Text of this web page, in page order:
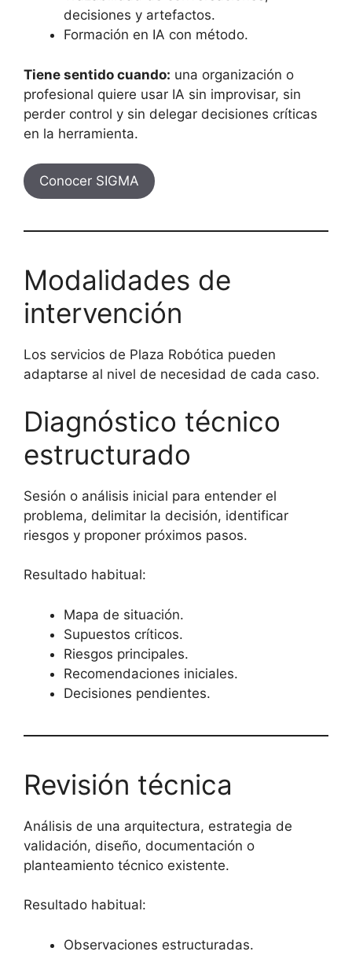
decisiones y artefactos.
Formación en IA con método.
Tiene sentido cuando: una organización o
profesional quiere usar IA sin improvisar, sin
perder control y sin delegar decisiones críticas
en la herramienta.
Conocer SIGMA
Modalidades de
intervención
Los servicios de Plaza Robótica pueden
adaptarse al nivel de necesidad de cada caso.
Diagnóstico técnico
estructurado
Sesión o análisis inicial para entender el
problema, delimitar la decisión, identificar
riesgos y proponer próximos pasos.
Resultado habitual:
Mapa de situación.
Supuestos críticos.
Riesgos principales.
Recomendaciones iniciales.
Decisiones pendientes.
Revisión técnica
Análisis de una arquitectura, estrategia de
validación, diseño, documentación o
planteamiento técnico existente.
Resultado habitual:
Observaciones estructuradas.